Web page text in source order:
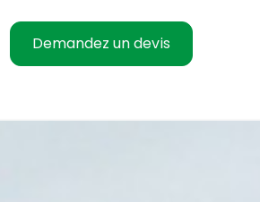
Demandez un devis